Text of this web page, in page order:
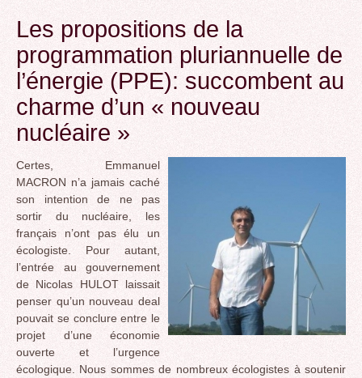
Les propositions de la
programmation pluriannuelle de
l’énergie (PPE): succombent au
charme d’un « nouveau
nucléaire »
Certes, Emmanuel
MACRON n’a jamais caché
son intention de ne pas
sortir du nucléaire, les
français n’ont pas élu un
écologiste. Pour autant,
l’entrée au gouvernement
de Nicolas HULOT laissait
penser qu’un nouveau deal
pouvait se conclure entre le
projet d’une économie
ouverte et l’urgence
écologique. Nous sommes de nombreux écologistes à soutenir